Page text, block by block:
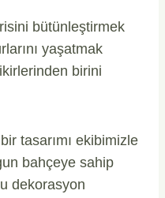
bütünleştirmek
yaşatmak
birini
tasarımı ekibimizle
bahçeye sahip
dekorasyon